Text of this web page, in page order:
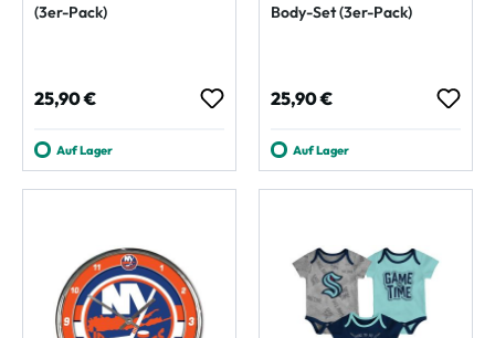
(3er-Pack)
Regulärer Preis:
25,90 €
Auf Lager
Body-Set (3er-Pack)
Regulärer Preis:
25,90 €
Auf Lager